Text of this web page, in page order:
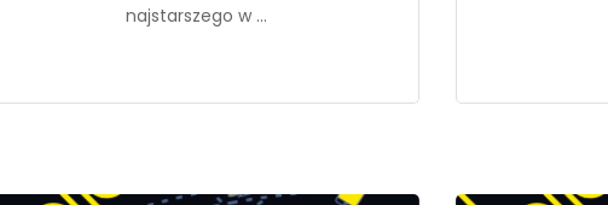
najstarszego w ...